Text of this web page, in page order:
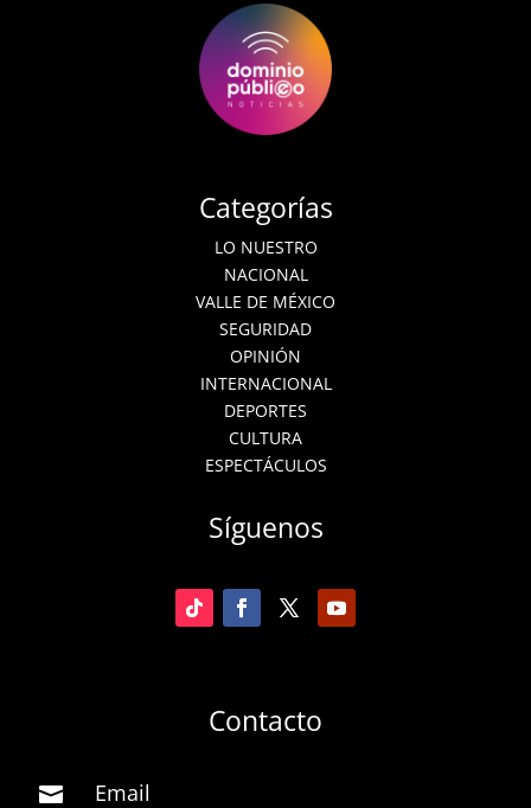
Categorías
LO NUESTRO
NACIONAL
VALLE DE MÉXICO
SEGURIDAD
OPINIÓN
INTERNACIONAL
DEPORTES
CULTURA
ESPECTÁCULOS
Síguenos
Contacto
 Email